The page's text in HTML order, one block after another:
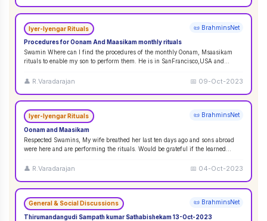
Iyer-Iyengar Rituals 📜 BrahminsNet
Procedures for Oonam And Maasikam monthly rituals
Swamin Where can I find the procedures of the monthly Oonam, Msaasikam
rituals to enable my son to perform them. He is in SanFrancisco,USA and
👤 R.Varadarajan 📅 09-Oct-2023
Iyer-Iyengar Rituals 📜 BrahminsNet
Oonam and Maasikam
Respected Swamins, ​​​​​​My wife breathed her last ten days ago and sons abroad
were here and are performing the rituals. Would be grateful if the learned
👤 R.Varadarajan 📅 04-Oct-2023
General & Social Discussions 📜 BrahminsNet
Thirumandangudi Sampath kumar Sathabishekam 13-Oct-2023